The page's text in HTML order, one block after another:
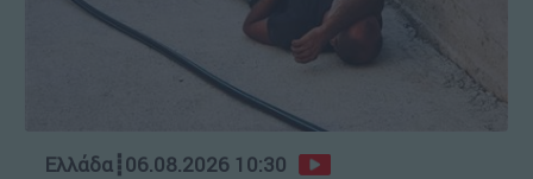
Ελλάδα┋06.08.2026 10:30